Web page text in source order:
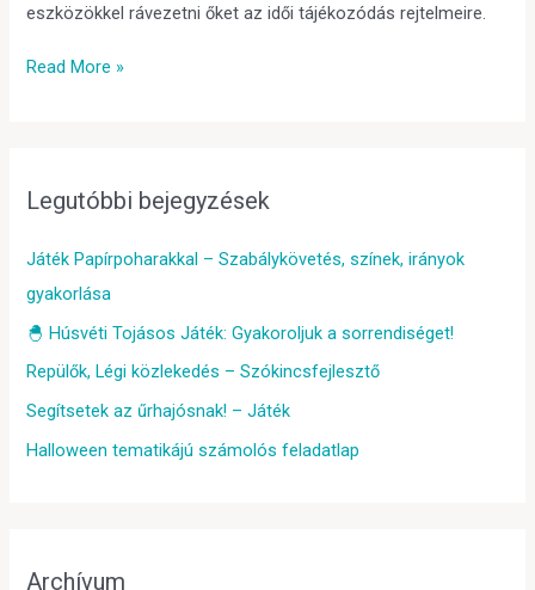
eszközökkel rávezetni őket az idői tájékozódás rejtelmeire.
Read More »
Legutóbbi bejegyzések
Játék Papírpoharakkal – Szabálykövetés, színek, irányok
gyakorlása
🐣 Húsvéti Tojásos Játék: Gyakoroljuk a sorrendiséget!
Repülők, Légi közlekedés – Szókincsfejlesztő
Segítsetek az űrhajósnak! – Játék
Halloween tematikájú számolós feladatlap
Archívum